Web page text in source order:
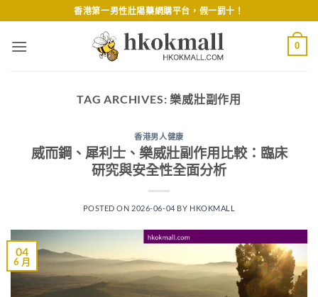
to
content
香港第一男性壯陽藥網購平台，假一罰十！
0
TAG ARCHIVES:樂威壯副作用
香港男人健康
威而鋼、犀利士、樂威壯副作用比較：臨床
研究與安全性全面分析
POSTED ON 2026-06-04 BY HKOKMALL
04
6 月